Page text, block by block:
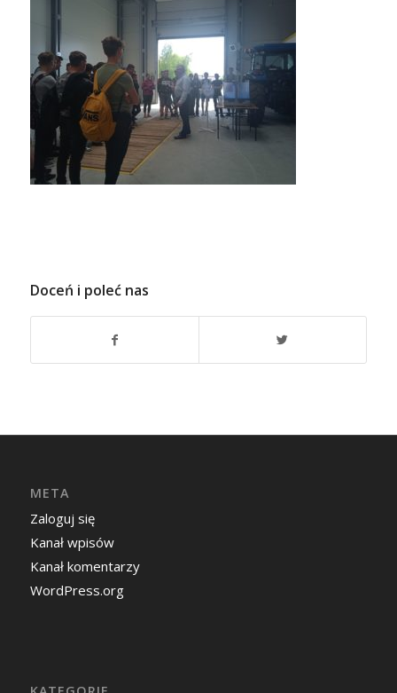
Doceń i poleć nas
META
Zaloguj się
Kanał wpisów
Kanał komentarzy
WordPress.org